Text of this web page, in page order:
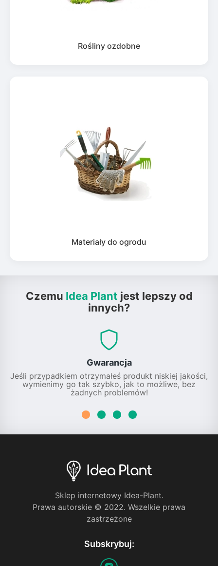
Rośliny ozdobne
Materiały do ogrodu
Czemu Idea Plant jest lepszy od
innych?
Gwarancja
Jeśli przypadkiem otrzymałeś produkt niskiej jakości,
wymienimy go tak szybko, jak to możliwe, bez
żadnych problemów!
Sklep internetowy Idea-Plant.
Prawa autorskie © 2022. Wszelkie prawa
zastrzeżone
Subskrybuj: